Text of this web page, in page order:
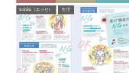
ESSE（エッセ） 生活